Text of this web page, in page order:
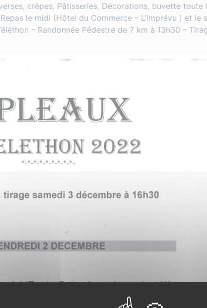
crêpes, Pâtisseries, Décorations, buvette toute
le midi (Hôtel du Commerce – L’imprévu ) et le
– Randonnée Pédestre de 7 km à 13h30 –